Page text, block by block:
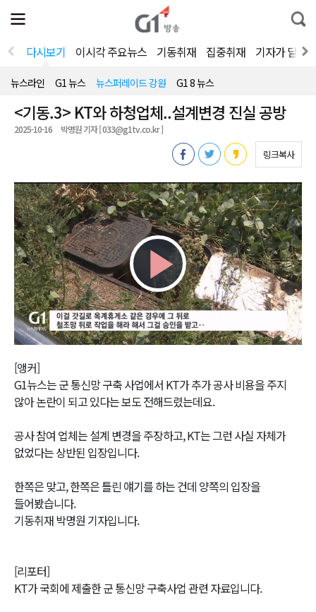
전
체
뉴
열
통
합
색
다시보기 이시각 주요뉴스 기동취재 집중취재 기자가 달려
뉴스라인 G1 뉴스 뉴스퍼레이드 강원 G1 8 뉴스
<기동.3> KT와 하청업체..설계변경 진실 공방
2025-10-16 박명원 기자 [ 033@g1tv.co.kr ]
링크복사
Play
Video
[앵커]
G1뉴스는 군 통신망 구축 사업에서 KT가 추가 공사 비용을 주지
않아 논란이 되고 있다는 보도 전해드렸는데요.
공사 참여 업체는 설계 변경을 주장하고, KT는 그런 사실 자체가
없었다는 상반된 입장입니다.
한쪽은 맞고, 한쪽은 틀린 얘기를 하는 건데 양쪽의 입장을
들어봤습니다.
기동취재 박명원 기자입니다.
[리포터]
KT가 국회에 제출한 군 통신망 구축사업 관련 자료입니다.